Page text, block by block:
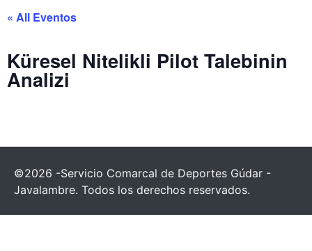
« All Eventos
Küresel Nitelikli Pilot Talebinin
Analizi
©2026 -Servicio Comarcal de Deportes Gúdar -
Javalambre. Todos los derechos reservados.